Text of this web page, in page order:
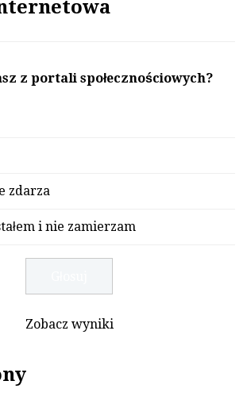
z portali społecznościowych?
zdarza
i nie zamierzam
Zobacz wyniki